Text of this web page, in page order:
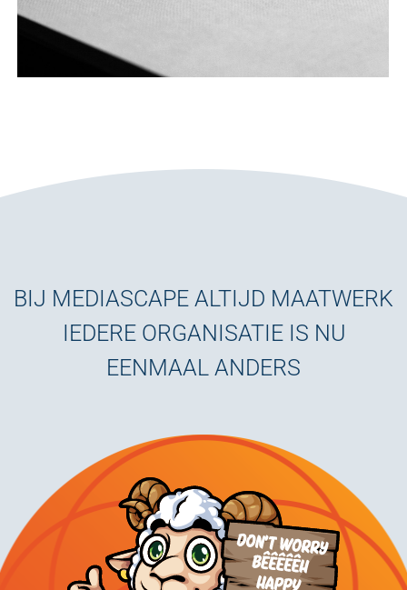
BIJ MEDIASCAPE ALTIJD MAATWERK
IEDERE ORGANISATIE IS NU
EENMAAL ANDERS